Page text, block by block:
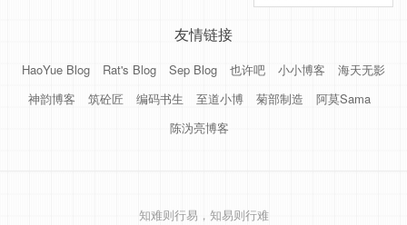
4.|-- 59.43.182.78 0.0% 10 152.8 164.6 152.7
5.|-- 59.43.244.134 0.0% 10 157.3 164.8 156.1
7.|-- 202.97.91.17 0.0% 10 204.0 173.9 158.3
8.|-- 183.59.5.193 0.0% 10 247.0 175.1 157.3
友情链接
HaoYue Blog Rat's Blog Sep Blog 也许吧 小小博客
海天无影
神韵博客
筑砼匠 编码书生 至道小博 菊部制造
阿莫Sama
陈沩亮博客
知难则行易，知易则行难